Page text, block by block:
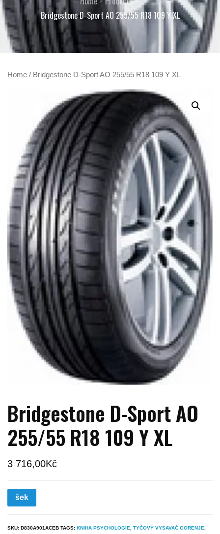
Bridgestone D-Sport AO 255/55 R18 109 Y XL
Home / Bridgestone D-Sport AO 255/55 R18 109 Y XL
Bridgestone D-Sport AO
255/55 R18 109 Y XL
3 716,00Kč
šek
SKU: D830A901ACEB TAGS: KNIHA PSYCHOLOGIE TYČOVÝ VYSAVAČ GORENJE